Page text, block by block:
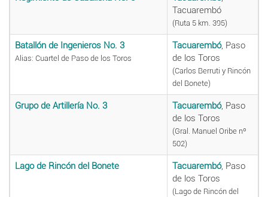
Tacuarembó
(Ruta 5 km. 395)
Batallón de Ingenieros No. 3
Alias: Cuartel de Paso de los Toros
Tacuarembó, Paso
de los Toros
(Carlos Berruti y Rincón
del Bonete)
Grupo de Artillería No. 3 Tacuarembó, Paso
de los Toros
(Gral. Manuel Oribe nº
502)
Lago de Rincón del Bonete Tacuarembó, Paso
de los Toros
(Lago de Rincón del